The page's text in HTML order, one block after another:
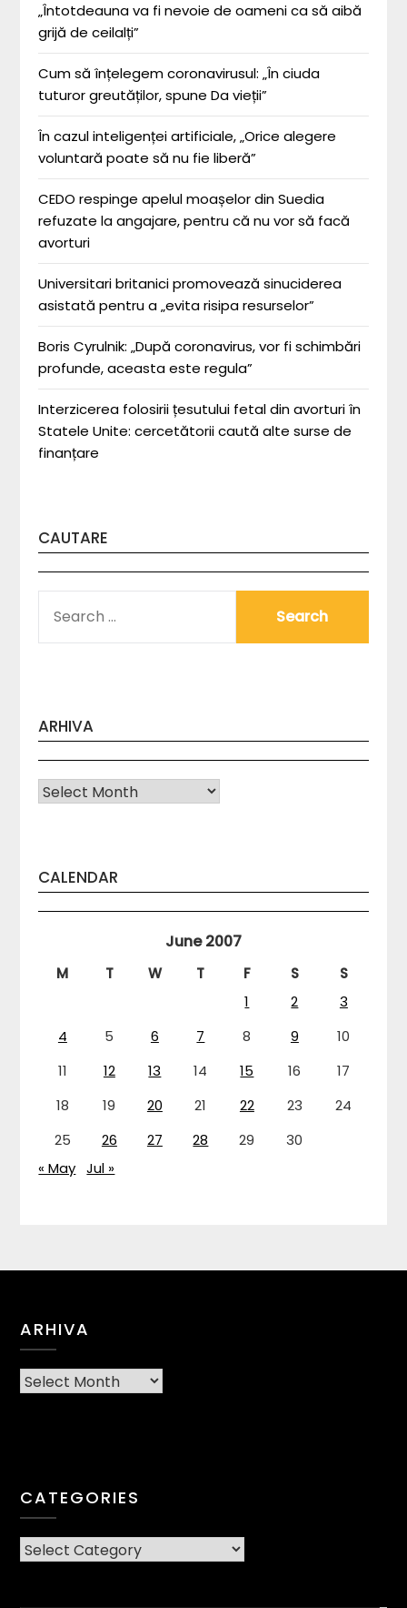
„Întotdeauna va fi nevoie de oameni ca să aibă
grijă de ceilalți”
Cum să înțelegem coronavirusul: „În ciuda
tuturor greutăților, spune Da vieții”
În cazul inteligenței artificiale, „Orice alegere
voluntară poate să nu fie liberă”
CEDO respinge apelul moașelor din Suedia
refuzate la angajare, pentru că nu vor să facă
avorturi
Universitari britanici promovează sinuciderea
asistată pentru a „evita risipa resurselor”
Boris Cyrulnik: „După coronavirus, vor fi schimbări
profunde, aceasta este regula”
Interzicerea folosirii țesutului fetal din avorturi în
Statele Unite: cercetătorii caută alte surse de
finanțare
CAUTARE
FOR:
ARHIVA
Arhiva
CALENDAR
June 2007
M T W T F S
S
1
2
3
4
5 6 7 8 9
10
11
12 13 14 15 16
17
18
19 20 21 22 23
24
25
26 27 28 29
30
« May Jul »
ARHIVA
Arhiva
CATEGORIES
CATEGORIES